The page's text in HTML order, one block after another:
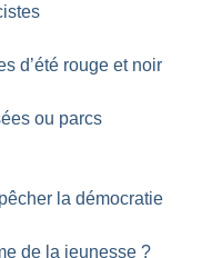
d’été rouge et noir
ou parcs
la démocratie
de la jeunesse ?